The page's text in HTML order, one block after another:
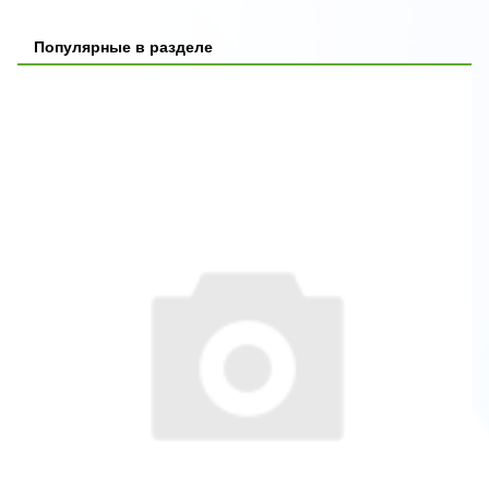
Популярные в разделе